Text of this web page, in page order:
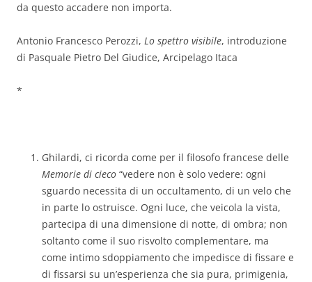
da questo accadere non importa.
Antonio Francesco Perozzi, Lo spettro visibile, introduzione
di Pasquale Pietro Del Giudice, Arcipelago Itaca
*
Ghilardi, ci ricorda come per il filosofo francese delle
Memorie di cieco “vedere non è solo vedere: ogni
sguardo necessita di un occultamento, di un velo che
in parte lo ostruisce. Ogni luce, che veicola la vista,
partecipa di una dimensione di notte, di ombra; non
soltanto come il suo risvolto complementare, ma
come intimo sdoppiamento che impedisce di fissare e
di fissarsi su un’esperienza che sia pura, primigenia,